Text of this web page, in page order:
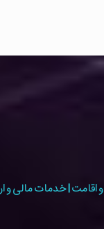
| خدمات مالی و